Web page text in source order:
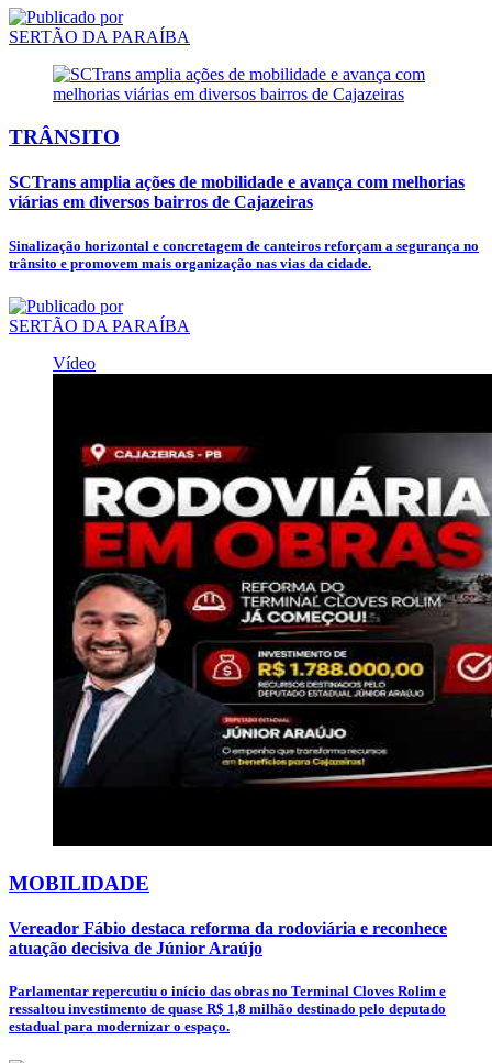
SERTÃO DA PARAÍBA
TRÂNSITO
SCTrans amplia ações de mobilidade e avança com melhorias
viárias em diversos bairros de Cajazeiras
Sinalização horizontal e concretagem de canteiros reforçam a segurança no
trânsito e promovem mais organização nas vias da cidade.
SERTÃO DA PARAÍBA
Vídeo
MOBILIDADE
Vereador Fábio destaca reforma da rodoviária e reconhece
atuação decisiva de Júnior Araújo
Parlamentar repercutiu o início das obras no Terminal Cloves Rolim e
ressaltou investimento de quase R$ 1,8 milhão destinado pelo deputado
estadual para modernizar o espaço.